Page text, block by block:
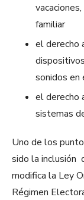
familiar
el derecho
sonidos en
el derecho
sistemas
Uno de los
sido la inclusión
modifica la Ley
Régimen